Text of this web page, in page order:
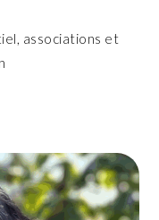
associations et